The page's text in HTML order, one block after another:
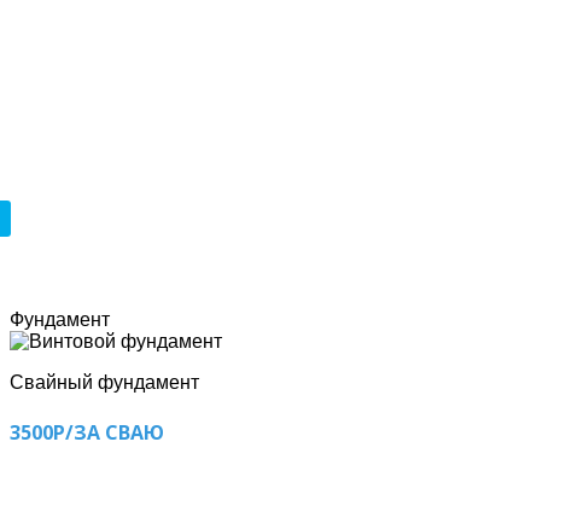
Фундамент
Свайный фундамент
3500Р/ЗА СВАЮ